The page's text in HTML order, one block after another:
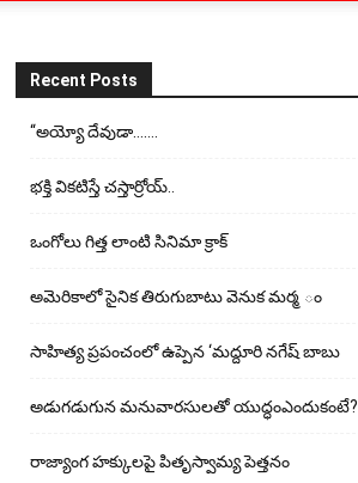
Recent Posts
“అయ్యో దేవుడా…….
భ‌క్తి విక‌టిస్తే చ‌స్తార్రోయ్‌..
ఒంగోలు గిత్త లాంటి సినిమా క్రాక్
అమెరికాలో సైనిక తిరుగుబాటు వెనుక మర్మ ం
సాహిత్య ప్రపంచంలో ఉప్పెన ‘మద్దూరి నగేష్ బాబు
అడుగ‌డుగున మ‌నువార‌సుల‌తో యుద్ధంఎందుకంటే?
రాజ్యాంగ హక్కులపై పితృస్వామ్య పెత్తనం